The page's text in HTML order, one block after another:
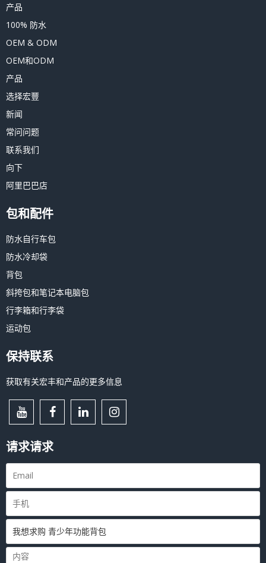
产品
100% 防水
OEM & ODM
OEM和ODM
产品
选择宏豐
新闻
常问问题
联系我们
向下
阿里巴巴店
包和配件
防水自行车包
防水冷却袋
背包
斜挎包和笔记本电脑包
行李箱和行李袋
运动包
保持联系
获取有关宏丰和产品的更多信息
请求请求